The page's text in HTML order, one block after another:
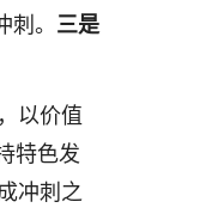
。 三是
以价值
特色发
冲刺之